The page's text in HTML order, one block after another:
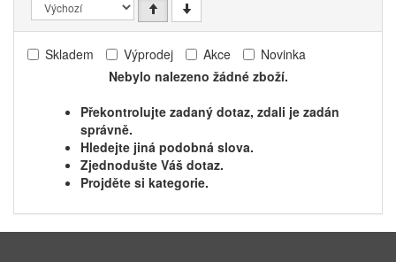
Skladem Výprodej Akce
Novinka
Nebylo nalezeno žádné zboží.
Překontrolujte zadaný dotaz, zdali je zadán
správně.
Hledejte jiná podobná slova.
Zjednodušte Váš dotaz.
Projděte si kategorie.